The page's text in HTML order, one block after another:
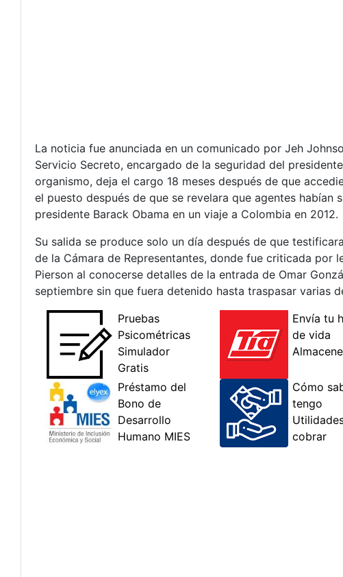
La noticia fue anunciada en un comunicado por Jeh
Servicio Secreto, encargado de la seguridad del
organismo, deja el cargo 18 meses después de que
el puesto después de que se revelara que agentes
presidente Barack Obama en un viaje a Colombia en 2012.
Su salida se produce solo un día después de que
de la Cámara de Representantes, donde fue criticada
Pierson al conocerse detalles de la entrada de Omar
septiembre sin que fuera detenido hasta traspasar varias